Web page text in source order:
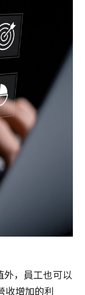
，員工也可以
收增加的利